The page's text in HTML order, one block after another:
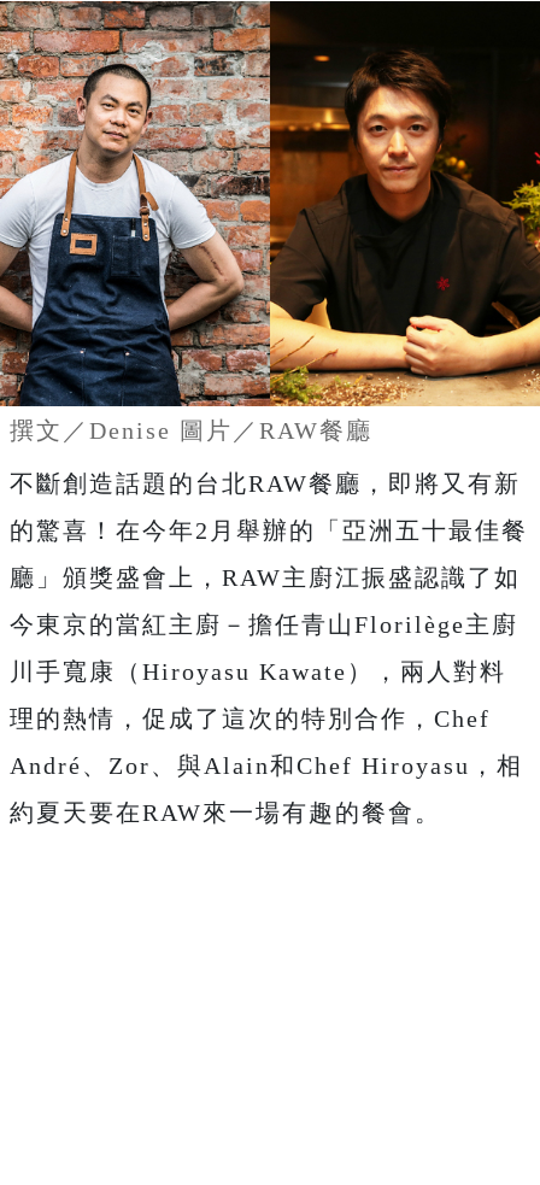
撰文／Denise 圖片／RAW餐廳
不斷創造話題的台北RAW餐廳，即將又有新
的驚喜！在今年2月舉辦的「亞洲五十最佳餐
廳」頒獎盛會上，RAW主廚江振盛認識了如
今東京的當紅主廚－擔任青山Florilège主廚
川手寬康（Hiroyasu Kawate），兩人對料
理的熱情，促成了這次的特別合作，Chef
André、Zor、與Alain和Chef Hiroyasu，相
約夏天要在RAW來一場有趣的餐會。